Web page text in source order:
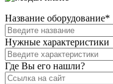
Название оборудование*
Нужные характеристики
Где Вы его нашли?